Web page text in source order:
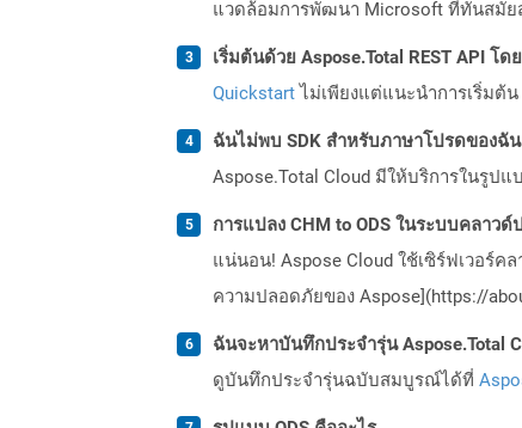
แวดล้อมการพัฒนา Microsoft ที่ทันสมัย
เริ่มต้นด้วย Aspose.Total REST API โ
Quickstartไม่เพียงแต่แนะนำการเริ่มต้
ฉันไม่พบ SDK สำหรับภาษาโปรดของฉั
Aspose.Total Cloud มีให้บริการในรูป
การแปลง CHM to ODS ในระบบคลาว
แน่นอน! Aspose Cloud ใช้เซิร์ฟเวอร์
ความปลอดภัยของ Aspose](https://
ฉันจะหาบันทึกประจำรุ่น Aspose.Total
ดูบันทึกประจำรุ่นฉบับสมบูรณ์ได้ที่